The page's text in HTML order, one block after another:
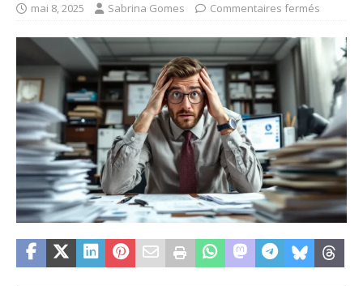
mai 8, 2025 Sabrina Gomes Commentaires fermés